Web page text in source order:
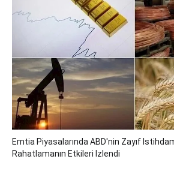
Emtia Piyasalarında ABD'nin Zayıf
Rahatlamanın Etkileri Izlendi